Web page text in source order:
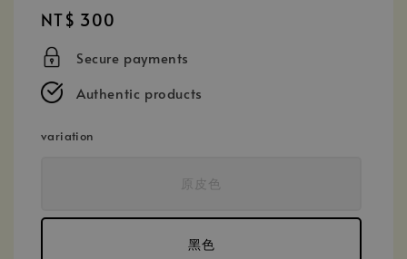
Regular
price
NT$ 300
Secure payments
Authentic products
variation
原皮色
黑色